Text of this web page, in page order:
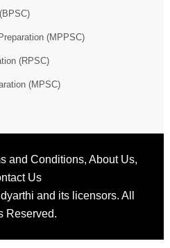
(MPPSC)
(RPSC)
(MPSC)
and Conditions, About Us,
Us
and its licensors. All
Reserved.